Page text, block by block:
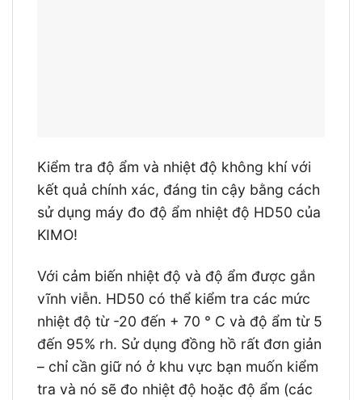
Kiểm tra độ ẩm và nhiệt độ không khí với
kết quả chính xác, đáng tin cậy bằng cách
sử dụng máy đo độ ẩm nhiệt độ HD50 của
KIMO!
Với cảm biến nhiệt độ và độ ẩm được gắn
vĩnh viễn. HD50 có thể kiểm tra các mức
nhiệt độ từ -20 đến + 70 ° C và độ ẩm từ 5
đến 95% rh. Sử dụng đồng hồ rất đơn giản
– chỉ cần giữ nó ở khu vực bạn muốn kiểm
tra và nó sẽ đo nhiệt độ hoặc độ ẩm (các